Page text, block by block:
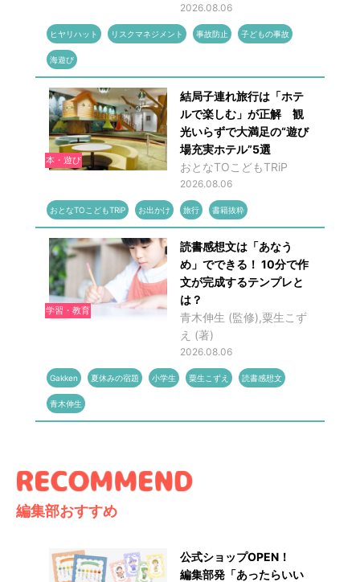
2026.08.06
ヒヤリハット リスクマネジメント 事故防止 子どもの事故
海遊び
本・遊び
結局子連れ旅行は「ホテ
ルで楽しむ」が正解 観
光いらずで大満足の“遊び
場充実ホテル”5選
おとなTOこどもTRiP
2026.08.06
おとなTOこどもTRiP お出かけ 旅行 書籍抜粋
学習・教育
読書感想文は「あなう
め」でできる！ 10分で作
文が完成するテンプレと
は？
青木伸生 (監修),粟生こず
え (著)
2026.08.06
Gakken 夏休みの宿題 小学生 粟生こずえ 読書感想文
青木伸生
編集部おすすめ
公式ショップOPEN！
編集部発「あったらいい